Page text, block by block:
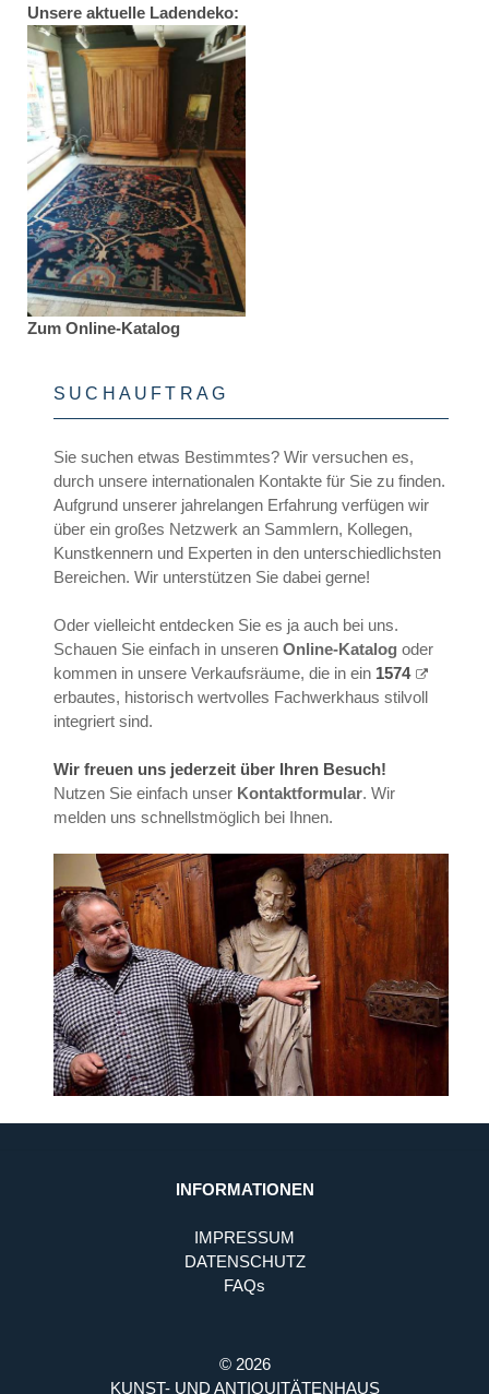
Unsere aktuelle Ladendeko:
Zum Online-Katalog
SUCHAUFTRAG
Sie suchen etwas Bestimmtes? Wir versuchen es,
durch unsere internationalen Kontakte für Sie zu finden.
Aufgrund unserer jahrelangen Erfahrung verfügen wir
über ein großes Netzwerk an Sammlern, Kollegen,
Kunstkennern und Experten in den unterschiedlichsten
Bereichen. Wir unterstützen Sie dabei gerne!
Oder vielleicht entdecken Sie es ja auch bei uns.
Schauen Sie einfach in unseren Online-Katalog oder
kommen in unsere Verkaufsräume, die in ein 1574
erbautes, historisch wertvolles Fachwerkhaus stilvoll
integriert sind.
Wir freuen uns jederzeit über Ihren Besuch!
Nutzen Sie einfach unser Kontaktformular. Wir
melden uns schnellstmöglich bei Ihnen.
INFORMATIONEN
IMPRESSUM
DATENSCHUTZ
FAQs
© 2026
KUNST- UND ANTIQUITÄTENHAUS